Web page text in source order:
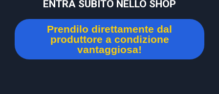
ENTRA SUBITO NELLO SHOP
Prendilo direttamente dal
produttore a condizione
vantaggiosa!